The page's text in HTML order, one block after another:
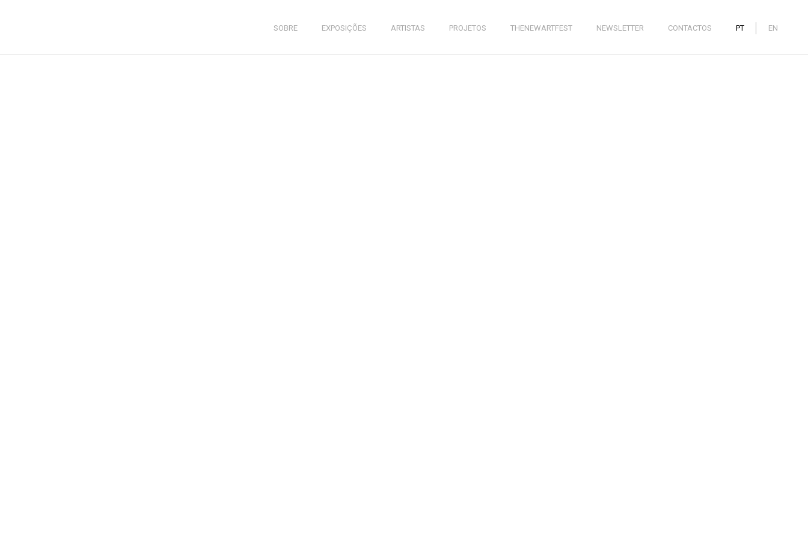
SOBRE EXPOSIÇÕES ARTISTAS PROJETOS THENEWARTFEST NEWSLETTER CONTACTOS PT EN